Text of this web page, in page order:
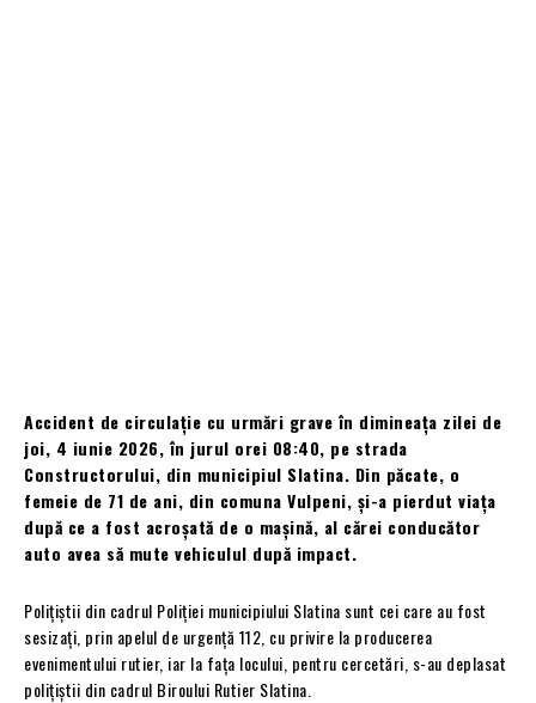
Accident de circulație cu urmări grave în dimineața zilei de
joi, 4 iunie 2026, în jurul orei 08:40, pe strada
Constructorului, din municipiul Slatina. Din păcate, o
femeie de 71 de ani, din comuna Vulpeni, și-a pierdut viața
după ce a fost acroșată de o mașină, al cărei conducător
auto avea să mute vehiculul după impact.
Polițiștii din cadrul Poliției municipiului Slatina sunt cei care au fost
sesizați, prin apelul de urgență 112, cu privire la producerea
evenimentului rutier, iar la fața locului, pentru cercetări, s-au deplasat
polițiștii din cadrul Biroului Rutier Slatina.